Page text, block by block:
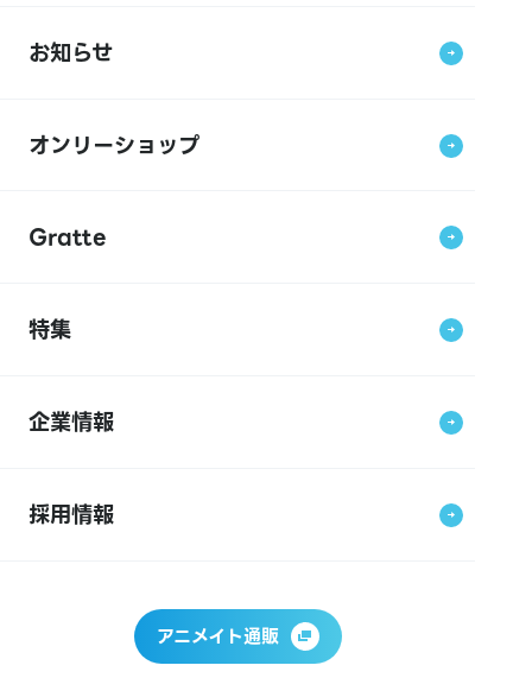
お知らせ
オンリーショップ
Gratte
特集
企業情報
採用情報
アニメイト通販